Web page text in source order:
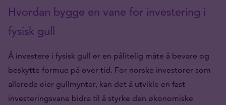
Hvordan bygge en vane for investering i
fysisk gull
Å investere i fysisk gull er en pålitelig måte å bevare og
beskytte formue på over tid. For norske investorer som
allerede eier gullmynter, kan det å utvikle en fast
investeringsvane bidra til å styrke den økonomiske